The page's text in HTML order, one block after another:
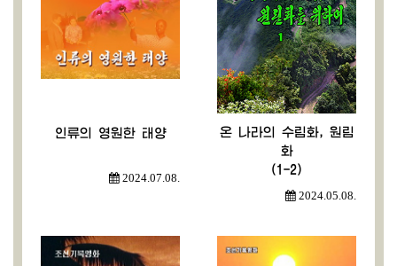
인류의 영원한 태양
2024.07.08.
온 나라의 수림화, 원림
화
(1-2)
2024.05.08.